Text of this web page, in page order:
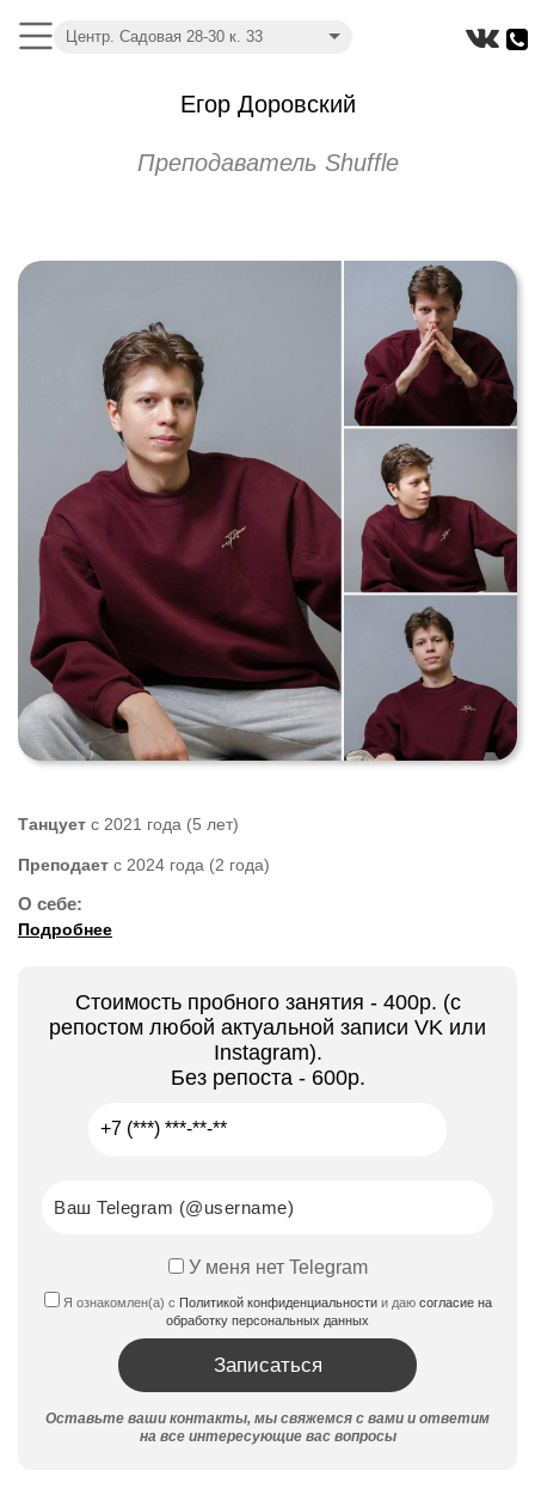
Центр. Садовая 28-30 к. 33
Егор Доровский
Преподаватель Shuffle
Танцует с 2021 года (5 лет)
Преподает с 2024 года (2 года)
О себе:
Подробнее
Стоимость пробного занятия - 400р. (с
репостом любой актуальной записи VK или
Instagram).
Без репоста - 600р.
У меня нет Telegram
Я ознакомлен(а) с Политикой конфиденциальностии даю согласие на
обработку персональных данных
Оставьте ваши контакты, мы свяжемся с вами и ответим
на все интересующие вас вопросы